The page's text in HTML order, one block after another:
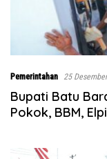
Pemerintahan 25
Bupati Batu
Pokok, BBM,